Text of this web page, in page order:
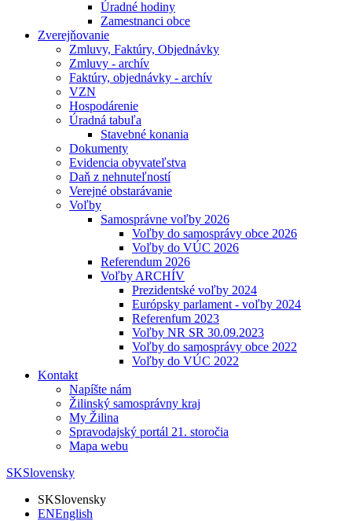
Úradné hodiny
Zamestnanci obce
Zverejňovanie
Zmluvy, Faktúry, Objednávky
Zmluvy - archív
Faktúry, objednávky - archív
VZN
Hospodárenie
Úradná tabuľa
Stavebné konania
Dokumenty
Evidencia obyvateľstva
Daň z nehnuteľností
Verejné obstarávanie
Voľby
Samosprávne voľby 2026
Voľby do samosprávy obce 2026
Voľby do VÚC 2026
Referendum 2026
Voľby ARCHÍV
Prezidentské voľby 2024
Európsky parlament - voľby 2024
Referenfum 2023
Voľby NR SR 30.09.2023
Voľby do samosprávy obce 2022
Voľby do VÚC 2022
Kontakt
Napíšte nám
Žilinský samosprávny kraj
My Žilina
Spravodajský portál 21. storočia
Mapa webu
SKSlovensky
SKSlovensky
ENEnglish